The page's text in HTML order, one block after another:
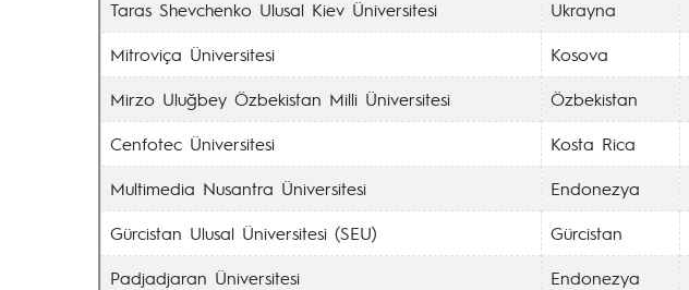
Taras Shevchenko Ulusal Kiev Üniversitesi
Ukrayna
Mitroviça Üniversitesi
Kosova
Mirzo Uluğbey Özbekistan Milli Üniversitesi
Özbekistan
Cenfotec Üniversitesi
Kosta Rica
Multimedia Nusantra Üniversitesi
Endonezya
Gürcistan Ulusal Üniversitesi (SEU)
Gürcistan
Padjadjaran Üniversitesi
Endonezya